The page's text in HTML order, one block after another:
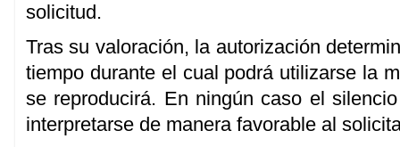
solicitud.
Tras su valoración, la autorización
tiempo durante el cual podrá utilizarse la
se reproducirá. En ningún caso el
interpretarse de manera favorable al